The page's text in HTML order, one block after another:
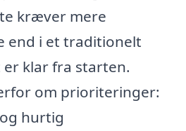
kræver mere
end i et traditionelt
er klar fra starten.
om prioriteringer:
hurtig